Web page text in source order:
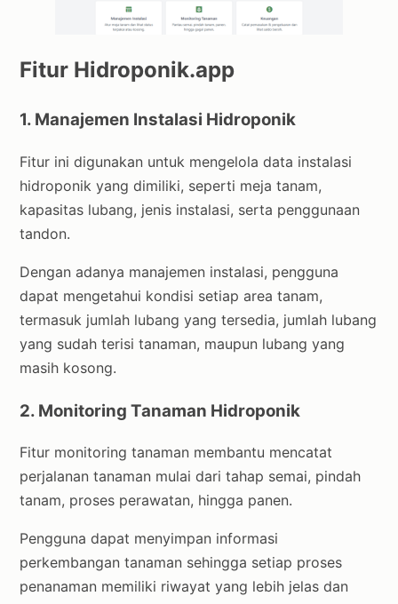
Fitur Hidroponik.app
1. Manajemen Instalasi Hidroponik
Fitur ini digunakan untuk mengelola data instalasi
hidroponik yang dimiliki, seperti meja tanam,
kapasitas lubang, jenis instalasi, serta penggunaan
tandon.
Dengan adanya manajemen instalasi, pengguna
dapat mengetahui kondisi setiap area tanam,
termasuk jumlah lubang yang tersedia, jumlah lubang
yang sudah terisi tanaman, maupun lubang yang
masih kosong.
2. Monitoring Tanaman Hidroponik
Fitur monitoring tanaman membantu mencatat
perjalanan tanaman mulai dari tahap semai, pindah
tanam, proses perawatan, hingga panen.
Pengguna dapat menyimpan informasi
perkembangan tanaman sehingga setiap proses
penanaman memiliki riwayat yang lebih jelas dan